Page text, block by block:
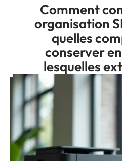
Comment
organisation
quelles
conserver
lesquelles